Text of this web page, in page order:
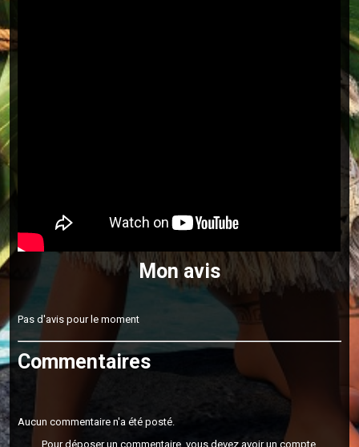
Mon avis
Pas d'avis pour le moment
Commentaires
Aucun commentaire n'a été posté.
Pour déposer un commentaire, vous devez avoir un compte.